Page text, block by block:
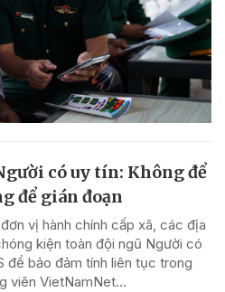
có uy tín: Không để
để gián đoạn
vị hành chính cấp xã, các địa
kiện toàn đội ngũ Người có
để bảo đảm tính liên tục trong
viên VietNamNet...